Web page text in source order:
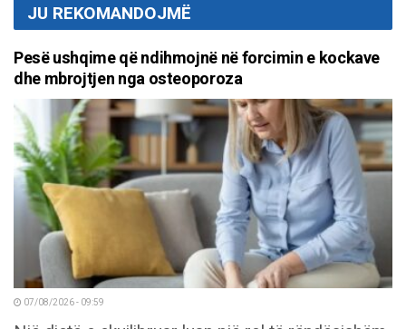
JU REKOMANDOJMË
Pesë ushqime që ndihmojnë në forcimin e kockave
dhe mbrojtjen nga osteoporoza
07/08/2026 - 09:59